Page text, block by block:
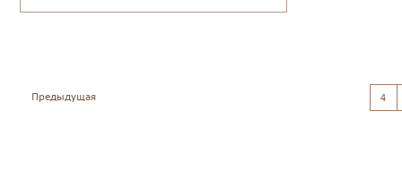
Предыдущая 4